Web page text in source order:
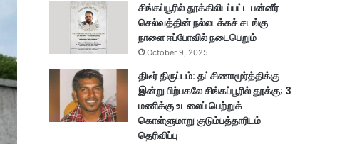
சிங்கப்பூரில் தூக்கிலிடப்பட்ட பன்னீர்
செல்வத்தின் நல்லடக்கச் சடங்கு
நாளை ஈப்போவில் நடைபெறும்
October 9, 2025
திடீர் திருப்பம்: தட்சிணாமூர்த்திக்கு
இன்று பிற்பகலே சிங்கப்பூரில் தூக்கு; 3
மணிக்கு உடலைப் பெற்றுக்
கொள்ளுமாறு குடும்பத்தாரிடம்
தெரிவிப்பு